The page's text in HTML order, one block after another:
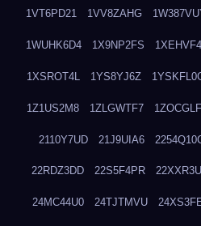
1VT6PD21 1VV8ZAHG
1WUHK6D4 1X9NP2FS
1XSROT4L 1YS8YJ6Z
1Z1US2M8 1ZLGWTF7
2110Y7UD 21J9UIA6
22RDZ3DD 22S5F4PR
24MC44U0 24TJTMVU